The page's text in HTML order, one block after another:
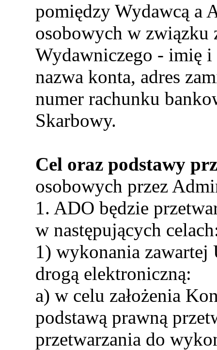
pomiędzy Wydawcą a
osobowych w związku
Wydawniczego - imię i
nazwa konta, adres
numer rachunku
Skarbowy.
Cel oraz podstawy
osobowych przez
1. ADO będzie
w następujących
1) wykonania zawartej
drogą elektroniczną:
a) w celu założenia
podstawą prawną
przetwarzania do